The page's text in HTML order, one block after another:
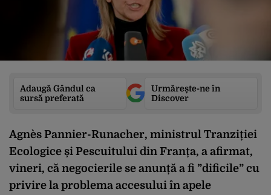
Adaugă Gândul ca
sursă preferată
Urmărește-ne în
Discover
Agnès Pannier-Runacher, ministrul Tranziției
Ecologice și Pescuitului din Franța, a afirmat,
vineri, că negocierile se anunță a fi ”dificile” cu
privire la problema accesului în apele